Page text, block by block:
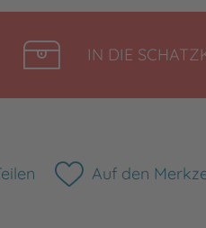
Bild vergrößern
IN DIE
Auf den